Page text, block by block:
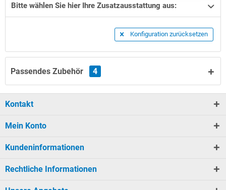
Bitte wählen Sie hier Ihre Zusatzausstattung aus:
Konfiguration zurücksetzen
Passendes Zubehör 4
Kontakt
Mein Konto
Kundeninformationen
Rechtliche Informationen